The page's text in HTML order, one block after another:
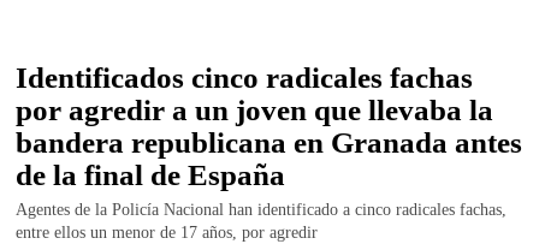
Identificados cinco radicales fachas
por agredir a un joven que llevaba la
bandera republicana en Granada antes
de la final de España
Agentes de la Policía Nacional han identificado a cinco radicales fachas,
entre ellos un menor de 17 años, por agredir